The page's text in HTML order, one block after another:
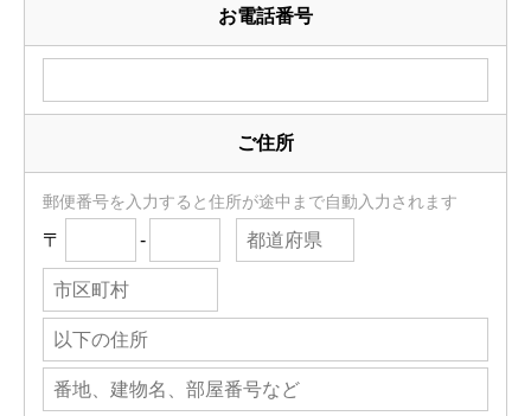
お電話番号
ご住所
郵便番号を入力すると住所が途中まで自動入力されます
〒 -